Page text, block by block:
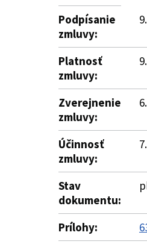
Podpísanie
zmluvy:
Platnosť
zmluvy:
Zverejnenie
zmluvy:
Účinnosť
zmluvy:
Stav
dokumentu:
Prílohy: